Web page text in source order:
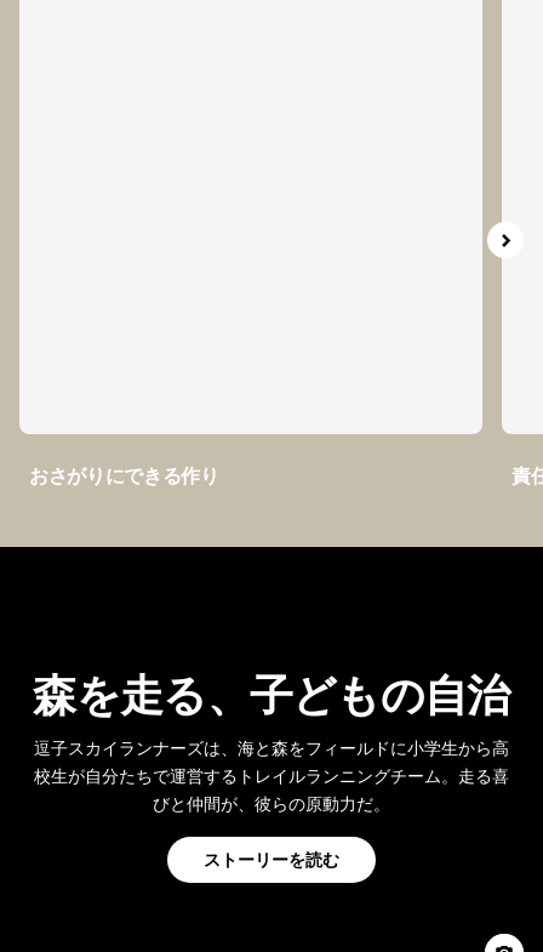
おさがりにできる作り 責
森を走る、子どもの自治
逗子スカイランナーズは、海と森をフィールドに小学生から高
校生が自分たちで運営するトレイルランニングチーム。走る喜
びと仲間が、彼らの原動力だ。
ストーリーを読む